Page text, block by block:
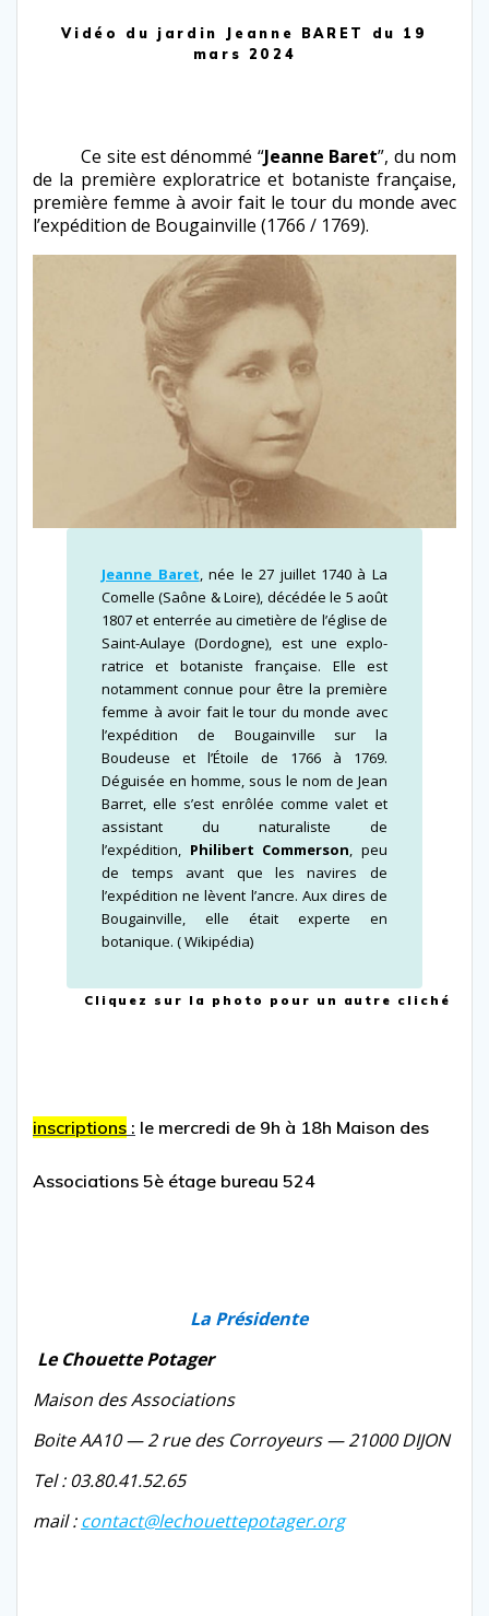
Vidéo du jardin Jeanne BARET du 19
mars 2024
Ce site est dénom­mé “Jeanne Baret”, du nom
de la pre­mière explo­ratrice et botaniste française,
pre­mière femme à avoir fait le tour du monde avec
l’ex­pédi­tion de Bougainville (1766 /​ 1769).
Jeanne Baret, née le 27 juil­let 1740 à La
Comelle (Saône & Loire), décédée le 5 août
1807 et enter­rée au cimetière de l’église de
Saint-​Aulaye (Dordogne), est une explo­
ratrice et botaniste française. Elle est
notam­ment con­nue pour être la pre­mière
femme à avoir fait le tour du monde avec
l’ex­pédi­tion de Bougainville sur la
Boudeuse et l’Étoile de 1766 à 1769.
Déguisée en homme, sous le nom de Jean
Barret, elle s’est enrôlée comme valet et
assis­tant du nat­u­ral­iste de
l’expédition, Philibert Commerson, peu
de temps avant que les navires de
l’expédition ne lèvent l’ancre. Aux dires de
Bougainville, elle était experte en
botanique. ( Wikipédia)
Cliquez sur la photo pour un autre cliché
inscriptions : le mercredi de 9h à 18h Maison des
Associations 5è étage bureau 524
La Présidente
Le Chouette Potager
Maison des Associations
Boite AA10 — 2 rue des Corroyeurs — 21000 DIJON
Tel : 03.80.41.52.65
mail :contact@​lechouettepotager.​org